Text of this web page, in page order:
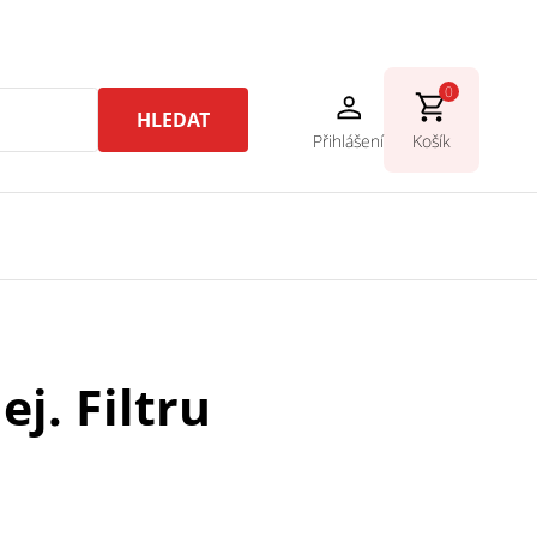
HLEDAT
Přihlášení
0
Košík
Filtru